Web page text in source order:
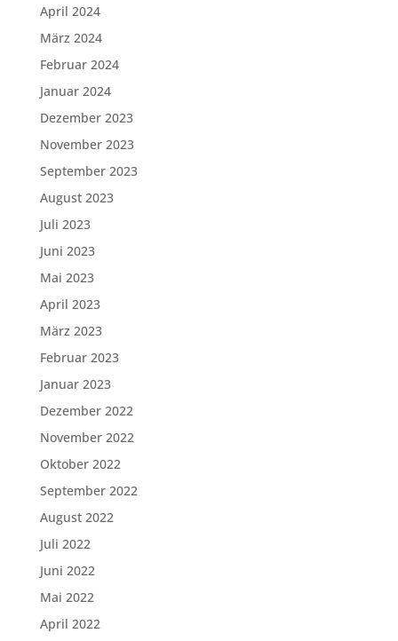
April 2024
März 2024
Februar 2024
Januar 2024
Dezember 2023
November 2023
September 2023
August 2023
Juli 2023
Juni 2023
Mai 2023
April 2023
März 2023
Februar 2023
Januar 2023
Dezember 2022
November 2022
Oktober 2022
September 2022
August 2022
Juli 2022
Juni 2022
Mai 2022
April 2022